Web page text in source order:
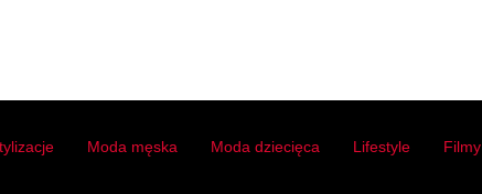
Moda męska Moda dziecięca Lifestyle Filmy